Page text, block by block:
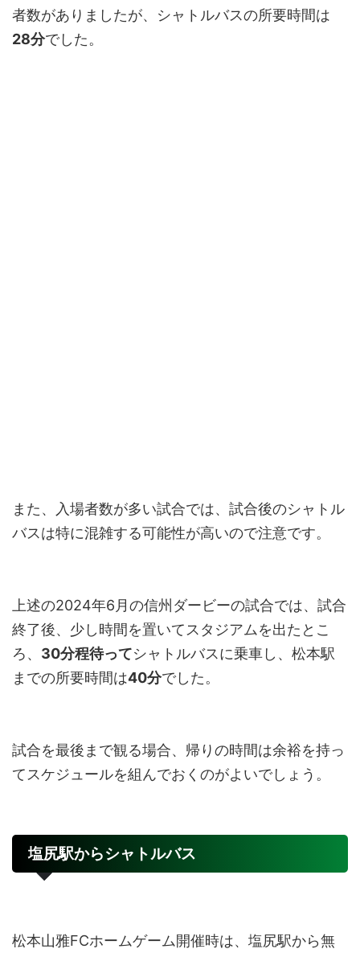
者数がありましたが、シャトルバスの所要時間は
28分でした。
また、入場者数が多い試合では、試合後のシャトル
バスは特に混雑する可能性が高いので注意です。
上述の2024年6月の信州ダービーの試合では、試合
終了後、少し時間を置いてスタジアムを出たとこ
ろ、 30分程待ってシャトルバスに乗車し、松本駅
までの所要時間は40分でした。
試合を最後まで観る場合、帰りの時間は余裕を持っ
てスケジュールを組んでおくのがよいでしょう。
塩尻駅からシャトルバス
松本山雅FCホームゲーム開催時は、塩尻駅から無